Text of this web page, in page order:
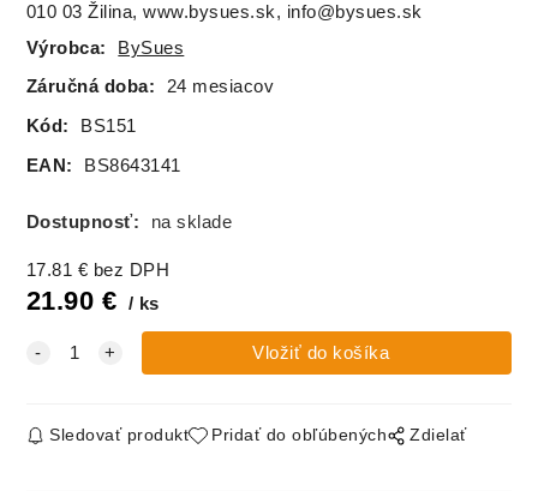
010 03 Žilina, www.bysues.sk, info@bysues.sk
Výrobca:
BySues
Záručná doba: 24 mesiacov
Kód: BS151
EAN: BS8643141
Dostupnosť: na sklade
17.81 € bez DPH
21.90 € ks
Sledovať produkt Pridať do obľúbených Zdielať